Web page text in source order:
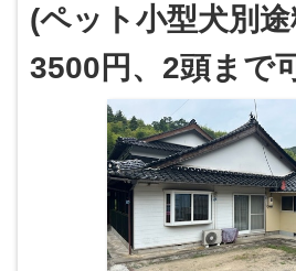
(ペット小型犬別
3500円、2頭まで